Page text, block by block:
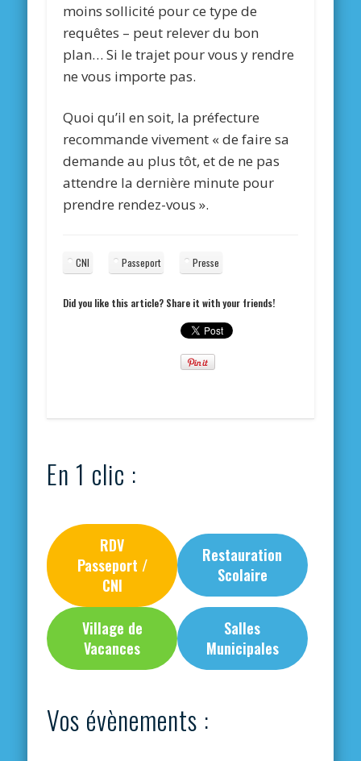
moins sollicité pour ce type de
requêtes – peut relever du bon
plan… Si le trajet pour vous y rendre
ne vous importe pas.
Quoi qu’il en soit, la préfecture
recommande vivement « de faire sa
demande au plus tôt, et de ne pas
attendre la dernière minute pour
prendre rendez-vous ».
CNI Passeport Presse
Did you like this article? Share it with your friends!
En 1 clic :
RDV
Passeport /
CNI
Restauration
Scolaire
Village de
Vacances
Salles
Municipales
Vos évènements :